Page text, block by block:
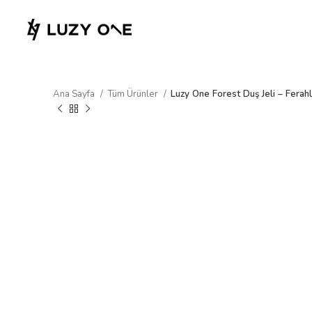
Ana Sayfa Tüm Ürünler Luzy One Forest Duş Jeli –